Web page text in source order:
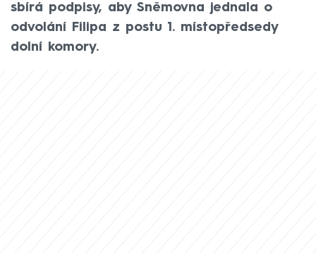
sbírá podpisy, aby Sněmovna jednala o
odvolání Filipa z postu 1. místopředsedy
dolní komory.